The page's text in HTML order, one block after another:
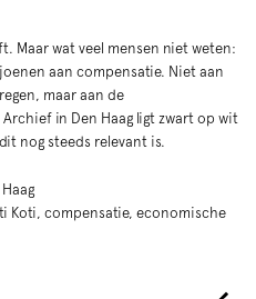
Maar wat veel mensen niet weten:
aan compensatie. Niet aan
maar aan de
in Den Haag ligt zwart op wit
nog steeds relevant is.
Koti, compensatie, economische